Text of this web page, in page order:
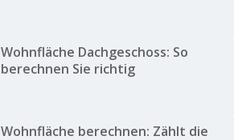
Wohnfläche Dachgeschoss: So
berechnen Sie richtig
Wohnfläche berechnen: Zählt die